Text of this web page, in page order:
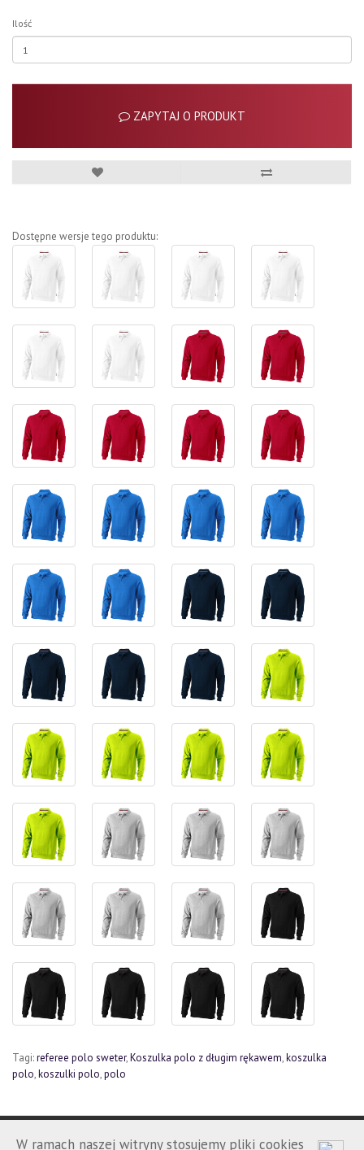
W ramach naszej witryny stosujemy pliki cookies
Ilość
ZAPYTAJ O PRODUKT
Dostępne wersje tego produktu:
Tagi:referee polo sweter,Koszulka polo z długim rękawem,koszulka
polo,koszulki polo,polo